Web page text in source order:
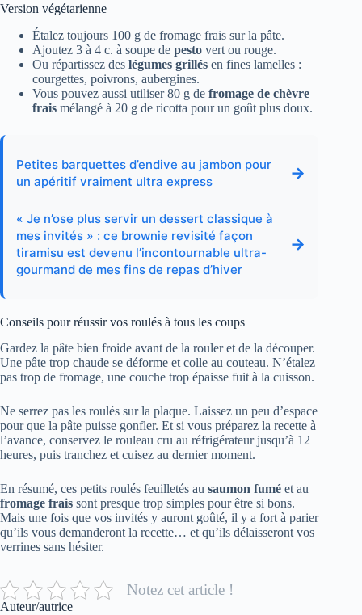
Version végétarienne
Étalez toujours 100 g de fromage frais sur la pâte.
Ajoutez 3 à 4 c. à soupe de pesto vert ou rouge.
Ou répartissez des légumes grillés en fines lamelles :
courgettes, poivrons, aubergines.
Vous pouvez aussi utiliser 80 g de fromage de chèvre
frais mélangé à 20 g de ricotta pour un goût plus doux.
Petites barquettes d’endive au jambon pour
un apéritif vraiment ultra express
→
« Je n’ose plus servir un dessert classique à
mes invités » : ce brownie revisité façon
tiramisu est devenu l’incontournable ultra-
gourmand de mes fins de repas d’hiver
→
Conseils pour réussir vos roulés à tous les coups
Gardez la pâte bien froide avant de la rouler et de la découper.
Une pâte trop chaude se déforme et colle au couteau. N’étalez
pas trop de fromage, une couche trop épaisse fuit à la cuisson.
Ne serrez pas les roulés sur la plaque. Laissez un peu d’espace
pour que la pâte puisse gonfler. Et si vous préparez la recette à
l’avance, conservez le rouleau cru au réfrigérateur jusqu’à 12
heures, puis tranchez et cuisez au dernier moment.
En résumé, ces petits roulés feuilletés au saumon fumé et au
fromage frais sont presque trop simples pour être si bons.
Mais une fois que vos invités y auront goûté, il y a fort à parier
qu’ils vous demanderont la recette… et qu’ils délaisseront vos
verrines sans hésiter.
Notez cet article !
Auteur/autrice